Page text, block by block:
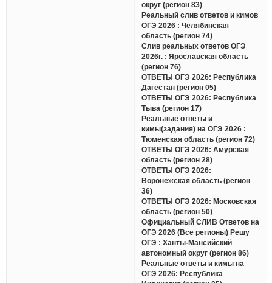
округ (регион 83)
Реальный слив ответов и кимов
ОГЭ 2026 : Челябинская
область (регион 74)
Слив реальных ответов ОГЭ
2026г. : Ярославская область
(регион 76)
ОТВЕТЫ ОГЭ 2026: Республика
Дагестан (регион 05)
ОТВЕТЫ ОГЭ 2026: Республика
Тыва (регион 17)
Реальные ответы и
кимы(задания) на ОГЭ 2026 :
Тюменская область (регион 72)
ОТВЕТЫ ОГЭ 2026: Амурская
область (регион 28)
ОТВЕТЫ ОГЭ 2026:
Воронежская область (регион
36)
ОТВЕТЫ ОГЭ 2026: Московская
область (регион 50)
Официальный СЛИВ Ответов на
ОГЭ 2026 (Все регионы) Решу
ОГЭ : Ханты-Мансийский
автономный округ (регион 86)
Реальные ответы и кимы на
ОГЭ 2026: Республика